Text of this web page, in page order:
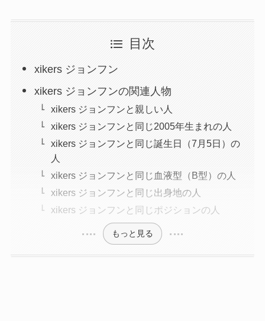
目次
xikers ジョンフン
xikers ジョンフンの関連人物
xikers ジョンフンと親しい人
xikers ジョンフンと同じ2005年生まれの人
xikers ジョンフンと同じ誕生日（7月5日）の
人
xikers ジョンフンと同じ血液型（B型）の人
xikers ジョンフンと同じ出身地の人
xikers ジョンフンと同じポジションの人
もっと見る